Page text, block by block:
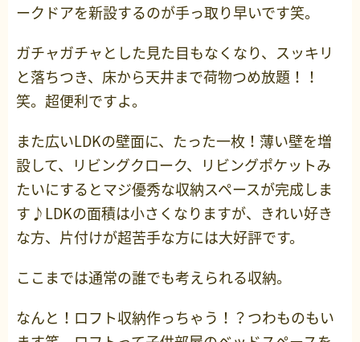
ークドアを新設するのが手っ取り早いです笑。
ガチャガチャとした見た目もなくなり、スッキリ
と落ちつき、床から天井まで荷物つめ放題！！
笑。超便利ですよ。
また広いLDKの壁面に、たった一枚！薄い壁を増
設して、リビングクローク、リビングポケットみ
たいにするとマジ優秀な収納スペースが完成しま
す♪LDKの面積は小さくなりますが、きれい好き
な方、片付けが超苦手な方には大好評です。
ここまでは通常の誰でも考えられる収納。
なんと！ロフト収納作っちゃう！？つわものもい